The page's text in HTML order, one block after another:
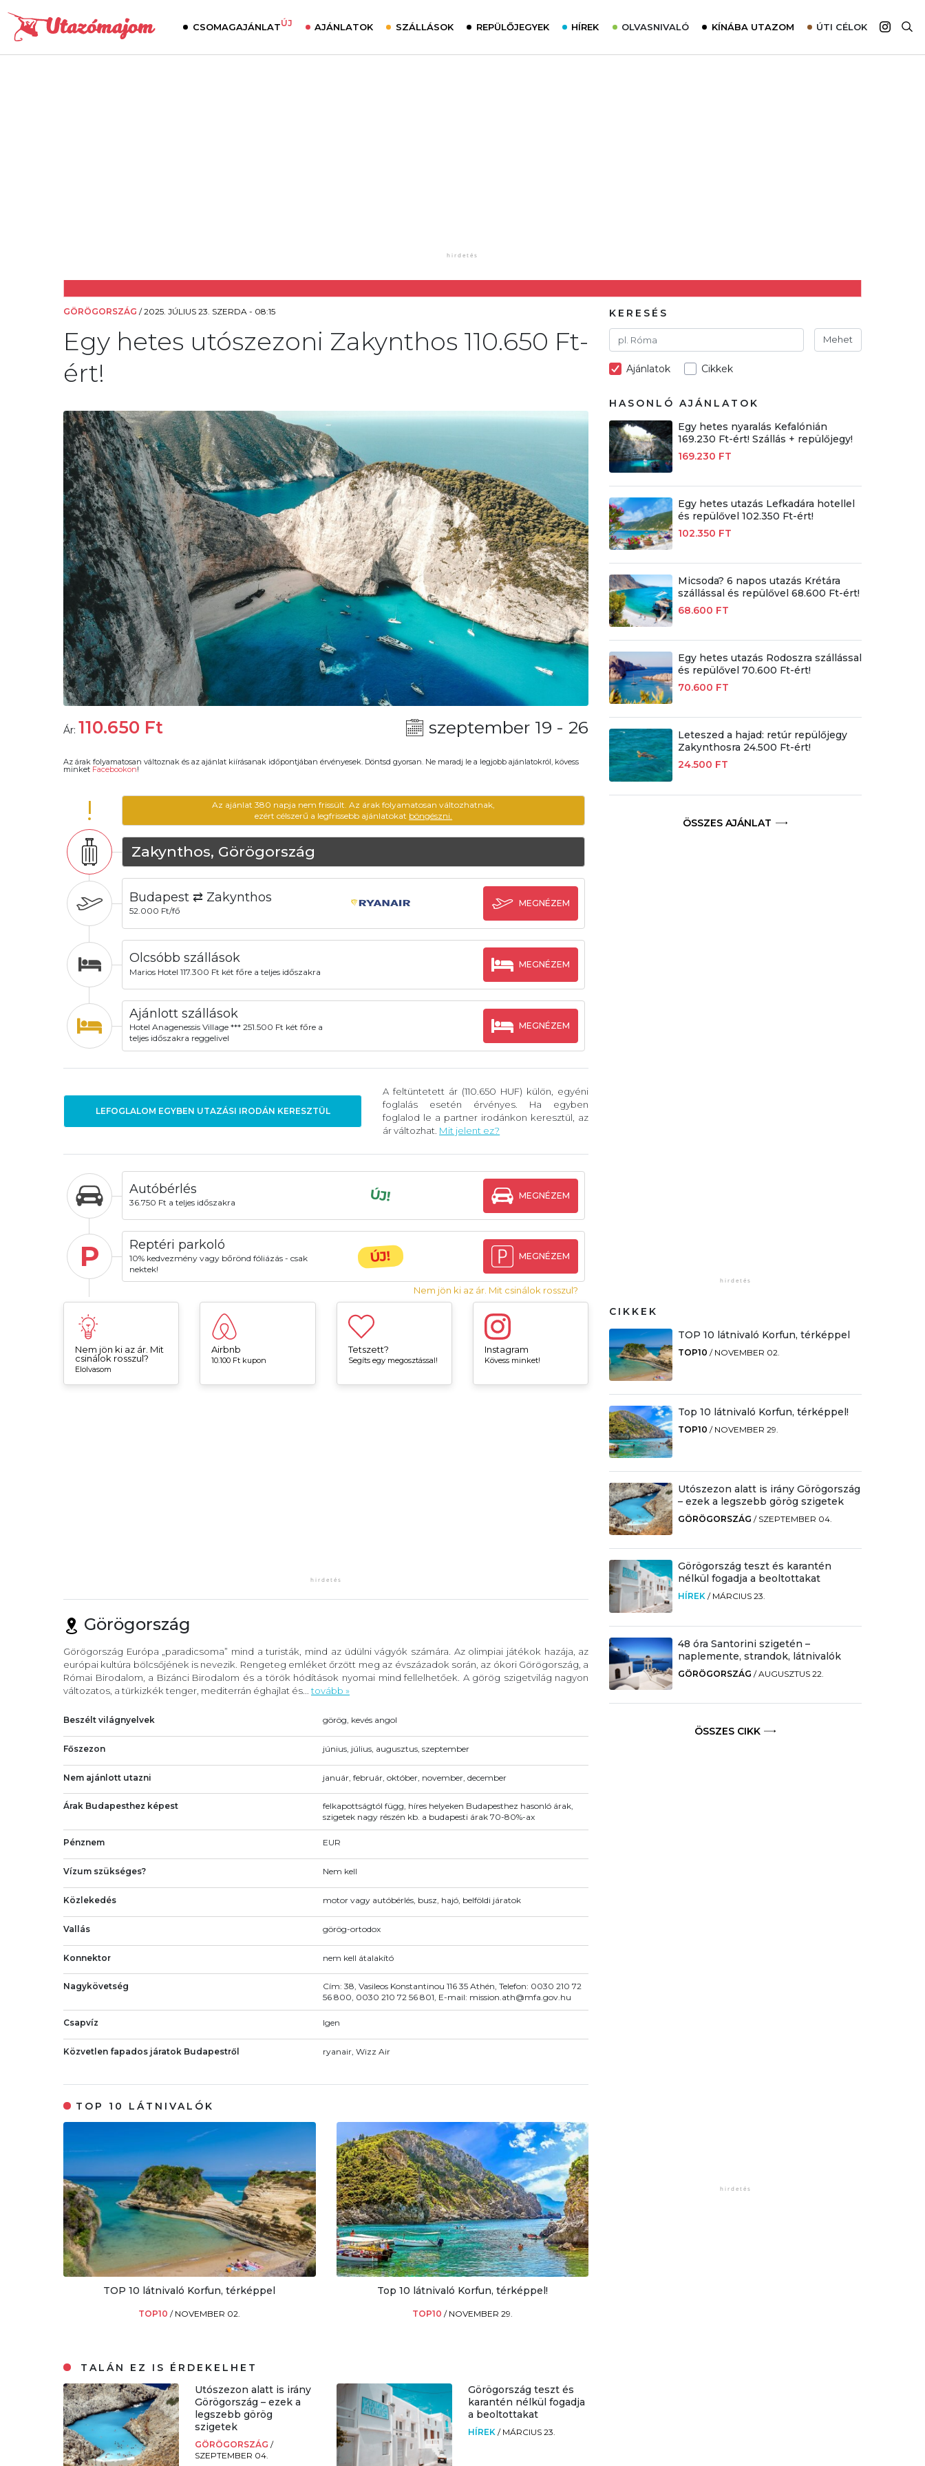
CSOMAGAJÁNLATÚJ AJÁNLATOK SZÁLLÁSOK REPÜLŐJEGYEK HÍREK OLVASNIVALÓ KÍNÁBA UTAZOM ÚTI CÉLOK
GÖRÖGORSZÁG /2025. JÚLIUS 23. SZERDA - 08:15
Egy hetes utószezoni Zakynthos 110.650 Ft-
ért!
Ár: 110.650 Ft szeptember 19 - 26
Az árak folyamatosan változnak és az ajánlat kiírásanak időpontjában érvényesek. Döntsd gyorsan. Ne maradj le a legjobb ajánlatokról, kövess
minket Facebookon!
!
Az ajánlat 380 napja nem frissült. Az árak folyamatosan változhatnak,
ezért célszerű a legfrissebb ajánlatokat böngészni.
Zakynthos, Görögország
Budapest ⇄ Zakynthos
52.000 Ft/fő
MEGNÉZEM
Olcsóbb szállások
Marios Hotel 117.300 Ft két főre a teljes időszakra
MEGNÉZEM
Ajánlott szállások
Hotel Anagenessis Village *** 251.500 Ft két főre a
teljes időszakra reggelivel
MEGNÉZEM
LEFOGLALOM EGYBEN UTAZÁSI IRODÁN KERESZTÜL
A feltüntetett ár (110.650 HUF) külön, egyéni
foglalás esetén érvényes. Ha egyben
foglalod le a partner irodánkon keresztül, az
ár változhat. Mit jelent ez?
Autóbérlés
36.750 Ft a teljes időszakra ÚJ! MEGNÉZEM
P Reptéri parkoló
10% kedvezmény vagy bőrönd fóliázás - csak
nektek!
ÚJ! MEGNÉZEM
Nem jön ki az ár. Mit csinálok rosszul?
Nem jön ki az ár. Mit
csinálok rosszul?
Elolvasom
Airbnb
10.100 Ft kupon
Tetszett?
Segíts egy megosztással!
Instagram
Kövess minket!
Görögország
Görögország Európa „paradicsoma” mind a turisták, mind az üdülni vágyók számára. Az olimpiai játékok hazája, az
európai kultúra bölcsőjének is nevezik. Rengeteg emléket őrzött meg az évszázadok során, az ókori Görögország, a
Római Birodalom, a Bizánci Birodalom és a török hódítások nyomai mind fellelhetőek. A görög szigetvilág nagyon
változatos, a türkizkék tenger, mediterrán éghajlat és... tovább »
Beszélt világnyelvek görög, kevés angol
Főszezon június, július, augusztus, szeptember
Nem ajánlott utazni január, február, október, november, december
Árak Budapesthez képest
felkapottságtól függ, híres helyeken Budapesthez hasonló árak,
szigetek nagy részén kb. a budapesti árak 70-80%-ax
Pénznem EUR
Vízum szükséges? Nem kell
Közlekedés motor vagy autóbérlés, busz, hajó, belföldi járatok
Vallás görög-ortodox
Konnektor nem kell átalakító
Nagykövetség
Cím: 38, Vasileos Konstantinou 116 35 Athén, Telefon: 0030 210 72
56 800, 0030 210 72 56 801, E-mail: mission.ath@mfa.gov.hu
Csapvíz Igen
Közvetlen fapados járatok Budapestről ryanair, Wizz Air
TOP 10 LÁTNIVALÓK
TOP 10 látnivaló Korfun, térképpel
TOP10/ NOVEMBER 02.
Top 10 látnivaló Korfun, térképpel!
TOP10 / NOVEMBER 29.
TALÁN EZ IS ÉRDEKELHET
Utószezon alatt is irány
Görögország – ezek a
legszebb görög
szigetek
GÖRÖGORSZÁG/
SZEPTEMBER 04.
Görögország teszt és
karantén nélkül fogadja
a beoltottakat
HÍREK / MÁRCIUS 23.
KERESÉS
Mehet
Ajánlatok Cikkek
HASONLÓ AJÁNLATOK
Egy hetes nyaralás Kefalónián
169.230 Ft-ért! Szállás + repülőjegy!
169.230 FT
Egy hetes utazás Lefkadára hotellel
és repülővel 102.350 Ft-ért!
102.350 FT
Micsoda? 6 napos utazás Krétára
szállással és repülővel 68.600 Ft-ért!
68.600 FT
Egy hetes utazás Rodoszra szállással
és repülővel 70.600 Ft-ért!
70.600 FT
Leteszed a hajad: retúr repülőjegy
Zakynthosra 24.500 Ft-ért!
24.500 FT
ÖSSZES AJÁNLAT
CIKKEK
TOP 10 látnivaló Korfun, térképpel
TOP10 / NOVEMBER 02.
Top 10 látnivaló Korfun, térképpel!
TOP10 / NOVEMBER 29.
Utószezon alatt is irány Görögország
– ezek a legszebb görög szigetek
GÖRÖGORSZÁG / SZEPTEMBER 04.
Görögország teszt és karantén
nélkül fogadja a beoltottakat
HÍREK / MÁRCIUS 23.
48 óra Santorini szigetén –
naplemente, strandok, látnivalók
GÖRÖGORSZÁG /AUGUSZTUS 22.
ÖSSZES CIKK